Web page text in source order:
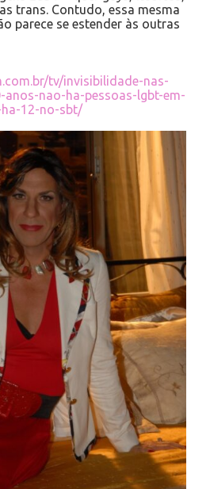
trans. Contudo, essa mesma
parece se estender às outras
tv/invisibilidade-nas-
anos-nao-ha-pessoas-lgbt-em-
12-no-sbt/